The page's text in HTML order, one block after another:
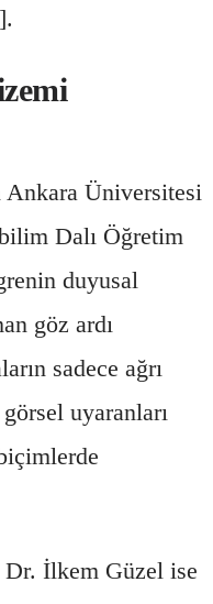
Ankara Üniversitesi
Dalı Öğretim
duyusal
göz ardı
sadece ağrı
uyaranları
Dr. İlkem Güzel ise